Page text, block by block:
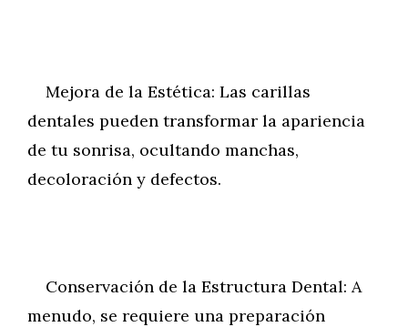
Mejora de la Estética: Las carillas
dentales pueden transformar la apariencia
de tu sonrisa, ocultando manchas,
decoloración y defectos.
Conservación de la Estructura Dental: A
menudo, se requiere una preparación